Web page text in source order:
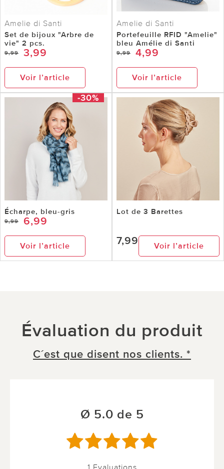
Amelie di Santi
Set de bijoux "Arbre de
vie" 2 pcs.
9,99 3,99
Voir l’article
Amelie di Santi
Portefeuille RFID "Amelie"
bleu Amélie di Santi
9,99 4,99
Voir l’article
-30%
Écharpe, bleu-gris
9,99 6,99
Voir l’article
Lot de 3 Barettes
7,99 Voir l’article
Évaluation du produit
C´est que disent nos clients. *
Ø 5.0 de 5